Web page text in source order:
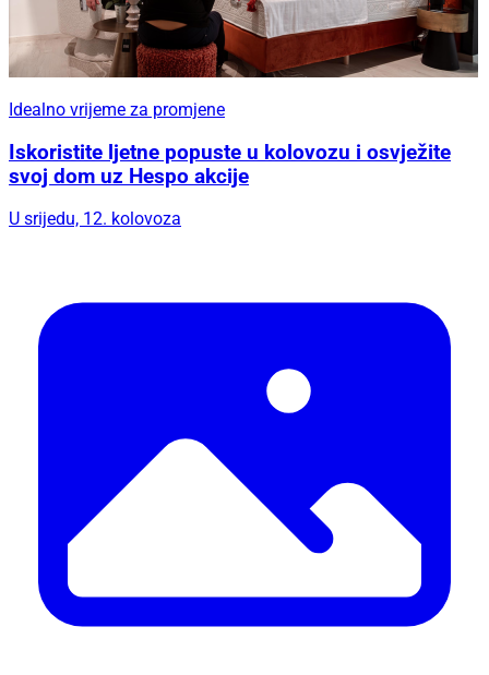
Idealno vrijeme za promjene
Iskoristite ljetne popuste u kolovozu i osvježite
svoj dom uz Hespo akcije
U srijedu, 12. kolovoza